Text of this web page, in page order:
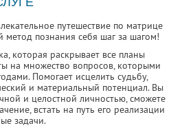
путешествие по матрице
метод познания себя шаг за шагом!
которая раскрывает все планы
на множество вопросов, которыми
Помогает исцелить судьбу,
и материальный потенциал. Вы
и целостной личностью, сможете
встать на путь его реализации
задачи.